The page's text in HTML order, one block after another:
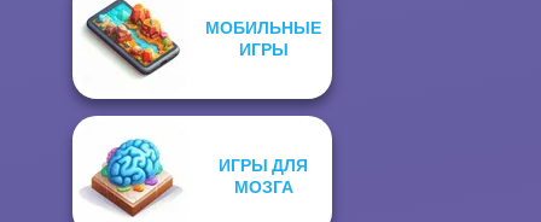
МОБИЛЬНЫЕ
ИГРЫ
ИГРЫ ДЛЯ
МОЗГА